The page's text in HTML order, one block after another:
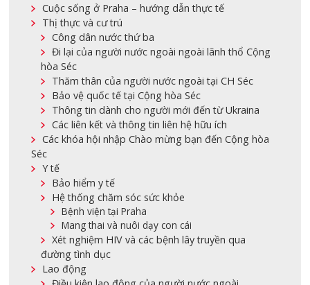
Cuộc sống ở Praha – hướng dẫn thực tế
Thị thực và cư trú
Công dân nước thứ ba
Đi lại của người nước ngoài ngoài lãnh thổ Cộng
hòa Séc
Thăm thân của người nước ngoài tại CH Séc
Bảo vệ quốc tế tại Cộng hòa Séc
Thông tin dành cho người mới đến từ Ukraina
Các liên kết và thông tin liên hệ hữu ích
Các khóa hội nhập Chào mừng bạn đến Cộng hòa
Séc
Y tế
Bảo hiểm y tế
Hệ thống chăm sóc sức khỏe
Bệnh viện tại Praha
Mang thai và nuôi dạy con cái
Xét nghiệm HIV và các bệnh lây truyền qua
đường tình dục
Lao động